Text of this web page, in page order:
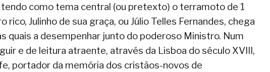
tendo como tema central (ou pretexto) o terramoto de 1
Julinho de sua graça, ou Júlio Telles Fernandes, chega
quais a desempenhar junto do poderoso Ministro. Num
e de leitura atraente, através da Lisboa do século XVIII,
portador da memória dos cristãos-novos de